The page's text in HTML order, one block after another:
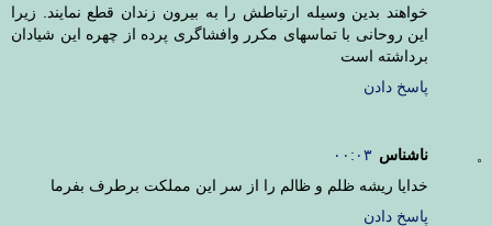
خواهند بدین وسیله ارتباطش را به بیرون زندان قطع نمایند. زیرا
این روحانی با تماسهای مکرر وافشاگری پرده از چهره این شیادان
برداشته است
پاسخ دادن
ناشناس ۰۰:۰۳
خدایا ریشه ظلم و ظالم را از سر این مملکت برطرف بفرما
پاسخ دادن